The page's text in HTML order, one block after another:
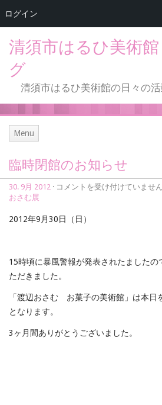
清須市はるひ美術
グ
清須市はるひ美術館の日々の
Menu
臨時閉館のお知らせ
30. 9月 2012 · 臨
館
ら
は
コメントを受け付けていません
おさむ展
2012年9月30日（日）
15時頃に暴風警報が発表されたました
ただきました。
「渡辺おさむ お菓子の美術館」は本日
となります。
3ヶ月間ありがとうございました。
ログイン